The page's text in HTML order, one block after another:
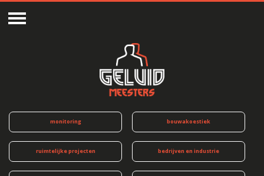
monitoring bouwakoestiek
ruimtelijke projecten bedrijven en industrie